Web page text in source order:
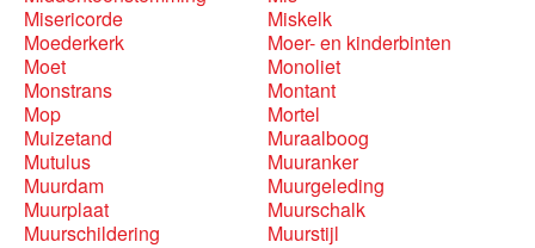
Misericorde
Miskelk
Moederkerk
Moer- en kinderbinten
Moet
Monoliet
Monstrans
Montant
Mop
Mortel
Muizetand
Muraalboog
Mutulus
Muuranker
Muurdam
Muurgeleding
Muurplaat
Muurschalk
Muurschildering
Muurstijl